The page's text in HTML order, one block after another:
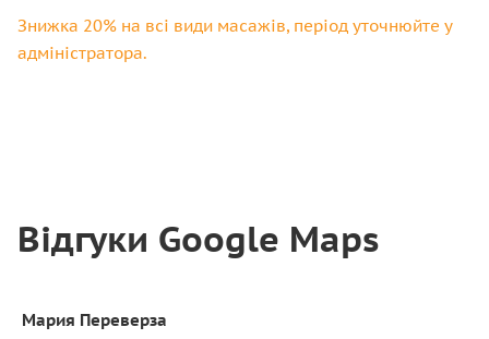
Знижка 20% на всі види масажів, період уточнюйте у
адміністратора.
Відгуки Google Maps
Мария Переверза